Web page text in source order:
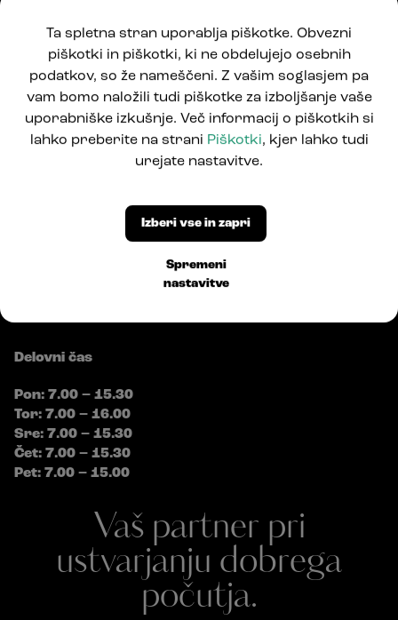
Pod Jelšami 5
1290 Grosuplje, Slovenija
T: +386 1781 0550
info@bossplast.com
Delovni čas
Pon: 7.00 – 15.30
Tor: 7.00 – 16.00
Sre: 7.00 – 15.30
Čet: 7.00 – 15.30
Pet: 7.00 – 15.00
Vaš partner pri
ustvarjanju dobrega
počutja.
Ta spletna stran uporablja piškotke. Obvezni
piškotki in piškotki, ki ne obdelujejo osebnih
podatkov, so že nameščeni. Z vašim soglasjem pa
vam bomo naložili tudi piškotke za izboljšanje vaše
uporabniške izkušnje. Več informacij o piškotkih si
lahko preberite na strani Piškotki, kjer lahko tudi
urejate nastavitve.
Spremeni
nastavitve
Izberi vse in zapri